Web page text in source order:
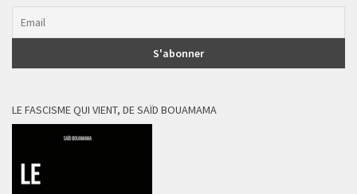
LE FASCISME QUI VIENT, DE SAÏD BOUAMAMA